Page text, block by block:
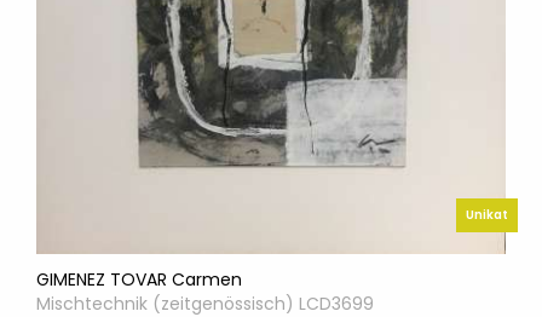
Unikat
GIMENEZ TOVAR Carmen
Mischtechnik (zeitgenössisch) LCD3699